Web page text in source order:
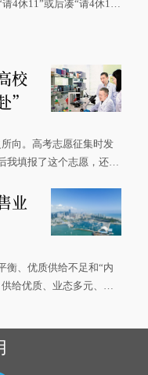
4休11”或后凑“请4休1
校
”
向。高考志愿征集时发
填报了这个志愿，还真
取通知书。
业
衡、优质供给不足和“内
给优质、业态多元、智